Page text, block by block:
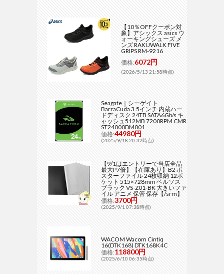
【10％OFFクーポン対
象】アシックス asics ウ
ォーキングシューズ メ
ンズ RAKUWALK FIVE
GRIPS RM-9216
価格:6072円
(2026/5/13 21:58時点)
Seagate｜シーゲイト
BarraCuda 3.5インチ 内蔵ハー
ドディスク 24TB SATA6Gb/s キ
ャッシュ512MB 7200RPM CMR
ST24000DM001
価格:44980円
(2025/9/18 20:32時点)
【9/1はエントリーで当店全品
最大P7倍】【在庫あり】B2 ポ
スターファイル 24枚収納 12ポ
ケット 515×728mm ベルソス
ブラック VS-Z01-BK 大きいファ
イル アニメ 保管 保存【/srm】
価格:3700円
(2025/9/1 07:38時点)
WACOM Wacom Cintiq
16(DTK168) DTK168K4C
価格:118800円
(2025/6/10 06:35時点)